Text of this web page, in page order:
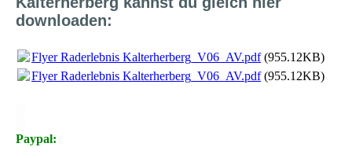
downloaden:
Flyer Raderlebnis Kalterherberg_V06_AV.pdf(955.12KB)
Flyer Raderlebnis Kalterherberg_V06_AV.pdf(955.12KB)
Paypal: